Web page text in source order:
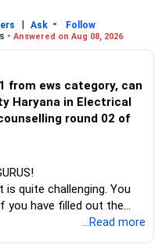
funds in the same
consider taking an
| Ask -
Follow
- Answered on Aug 08, 2026
from ews category, can
Haryana in Electrical
round 02 of
is quite challenging. You
you have filled out the
...Read more